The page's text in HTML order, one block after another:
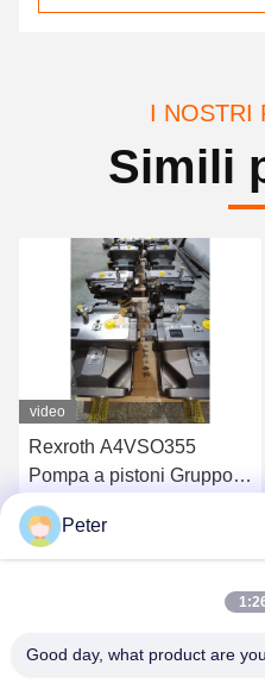
I NOSTRI
Simili
video
Pompe a pistoni assiali a
cilindrata fissa serie
Rexroth A4FO Pompe a
pistoni idrauliche
A4FO125_30L-
A4FO125_30R-
Ottenga il migliore prezzo
Peter
Good day, what product are